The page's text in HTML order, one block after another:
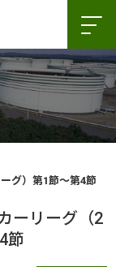
グ）第1節～第4節
ーリーグ（2
節